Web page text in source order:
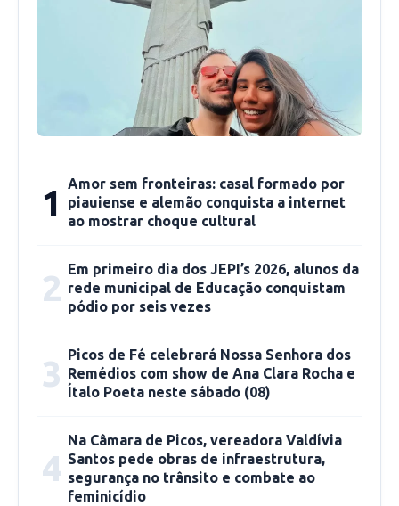
Polícia Militar, da Polícia Civil e da Guarda
Decreto agosto
1
Amor sem fronteiras: casal formado por
piauiense e alemão conquista a internet
ao mostrar choque cultural
2
Em primeiro dia dos JEPI’s 2026, alunos da
rede municipal de Educação conquistam
pódio por seis vezes
3 Picos de Fé celebrará Nossa Senhora dos
Remédios com show de Ana Clara Rocha e
Ítalo Poeta neste sábado (08)
4
Na Câmara de Picos, vereadora Valdívia
Santos pede obras de infraestrutura,
segurança no trânsito e combate ao
feminicídio